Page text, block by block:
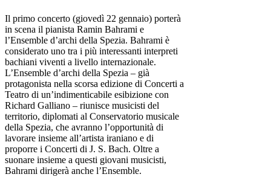
Il primo concerto (giovedì 22 gennaio) porterà
in scena il pianista Ramin Bahrami e
l’Ensemble d’archi della Spezia. Bahrami è
considerato uno tra i più interessanti interpreti
bachiani viventi a livello internazionale.
L’Ensemble d’archi della Spezia – già
protagonista nella scorsa edizione di Concerti a
Teatro di un’indimenticabile esibizione con
Richard Galliano – riunisce musicisti del
territorio, diplomati al Conservatorio musicale
della Spezia, che avranno l’opportunità di
lavorare insieme all’artista iraniano e di
proporre i Concerti di J. S. Bach. Oltre a
suonare insieme a questi giovani musicisti,
Bahrami dirigerà anche l’Ensemble.